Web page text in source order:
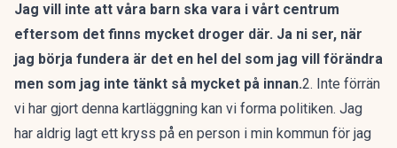
Jag vill inte att våra barn ska vara i vårt centrum
eftersom det finns mycket droger där. Ja ni ser, när
jag börja fundera är det en hel del som jag vill förändra
men som jag inte tänkt så mycket på innan.2. Inte förrän
vi har gjort denna kartläggning kan vi forma politiken. Jag
har aldrig lagt ett kryss på en person i min kommun för jag